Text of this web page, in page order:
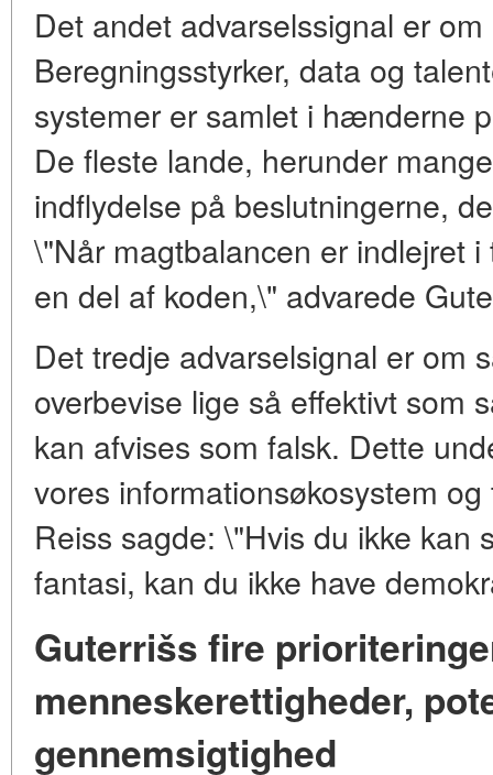
Det andet advarselssignal er
Beregningsstyrker, data og
systemer er samlet i hænderne
De fleste lande, herunder
indflydelse på beslutningerne,
\"Når magtbalancen er indlejret
en del af koden,\" advarede
Det tredje advarselsignal er om
overbevise lige så effektivt som
kan afvises som falsk. Dette
vores informationsøkosystem
Reiss sagde: \"Hvis du ikke kan
fantasi, kan du ikke have
Guterrišs fire
menneskerettigheder,
gennemsigtighed